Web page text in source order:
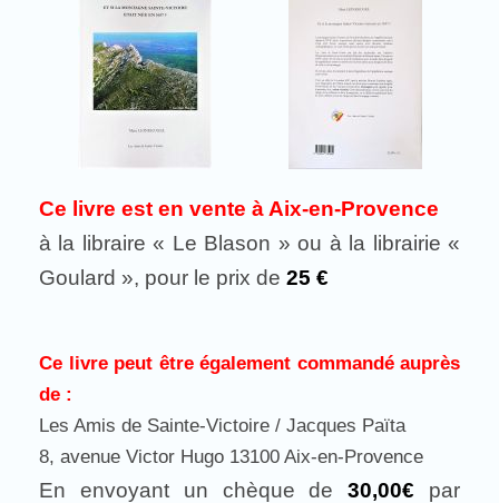
Ce livre est en vente à Aix-en-Provence
à la libraire « Le Blason » ou à la librairie «
Goulard », pour le prix de 25 €
Ce livre peut être également commandé auprès
de :
Les Amis de Sainte-Victoire / Jacques Païta
8, avenue Victor Hugo 13100 Aix-en-Provence
En envoyant un chèque de30,00€ par